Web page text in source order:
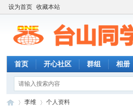
设为首页 收藏本站
首页 开心社区 群组 相册
李维 个人资料